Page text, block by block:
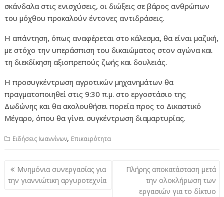
σκάνδαλα στις ενισχύσεις, οι διώξεις σε βάρος ανθρώπων
του μόχθου προκαλούν έντονες αντιδράσεις.
Η απάντηση, όπως αναφέρεται στο κάλεσμα, θα είναι μαζική,
με στόχο την υπεράσπιση του δικαιώματος στον αγώνα και
τη διεκδίκηση αξιοπρεπούς ζωής και δουλειάς.
Η προσυγκέντρωση αγροτικών μηχανημάτων θα
πραγματοποιηθεί στις 9:30 π.μ. στο εργοστάσιο της
Δωδώνης και θα ακολουθήσει πορεία προς το Δικαστικό
Μέγαρο, όπου θα γίνει συγκέντρωση διαμαρτυρίας.
Ειδήσεις Ιωαννίνων, Επικαιρότητα
Πλοήγηση
άρθρων
Μνημόνια συνεργασίας για
την γιαννιώτικη αργυροτεχνία
Πλήρης αποκατάσταση μετά
την ολοκλήρωση των
εργασιών για το δίκτυο